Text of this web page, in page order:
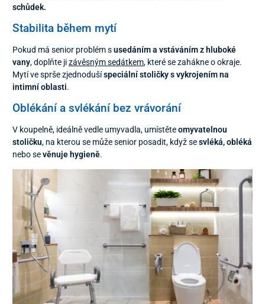
schůdek.
Stabilita během mytí
Pokud má senior problém susedáním a vstáváním z hluboké
vany, doplňte jizávěsným sedátkem, které se zahákne o okraje.
Mytí ve sprše zjednodušíspeciální stoličky s vykrojením na
intimní oblasti.
Oblékání a svlékání bez vrávorání
V koupelně, ideálně vedle umyvadla, umístěteomyvatelnou
stoličku, na kterou se může senior posadit, když sesvléká, obléká
nebo sevěnuje hygieně.